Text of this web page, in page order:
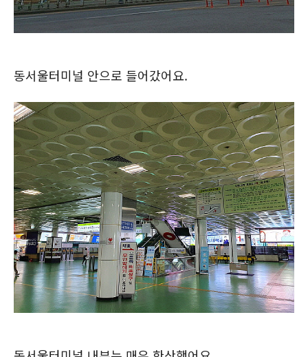
동서울터미널 안으로 들어갔어요.